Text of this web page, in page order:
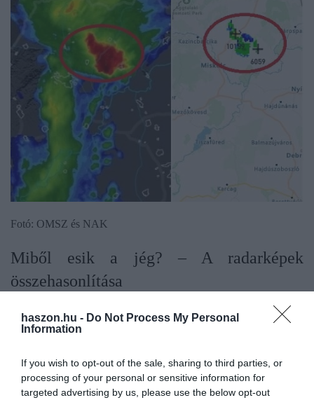
haszon.hu - Do Not Process My Personal
Information
If you wish to opt-out of the sale, sharing to third parties, or
processing of your personal or sensitive information for
targeted advertising by us, please use the below opt-out
Fotó: OMSZ és NAK
Miből esik a jég? – A radarképek
összehasonlítása
Egyes hagyományos radarképeken a zivatarcellák minden
nedvességet tartalmazó részét láthatjuk. Más - például a NAK által
az az oka, hogy azokon a magasabb tartományokban olyan
értékek is megjelenhetnek, amelyek jég jelenlétére utalhatnak.